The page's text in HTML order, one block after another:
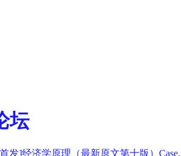
坛
发]经济学原理（最新原文第十版）Case,